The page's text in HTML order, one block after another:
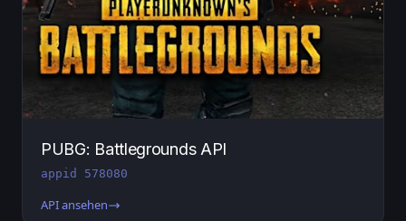
PUBG: Battlegrounds API
appid 578080
API ansehen